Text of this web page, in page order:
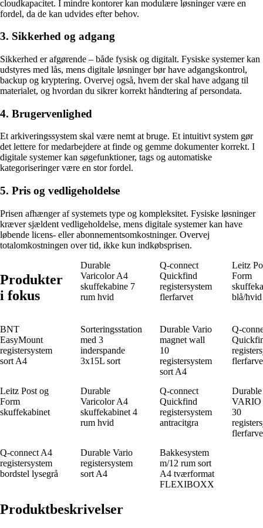
cloudkapacitet. I mindre kontorer kan modulære løsninger være en
fordel, da de kan udvides efter behov.
3. Sikkerhed og adgang
Sikkerhed er afgørende – både fysisk og digitalt. Fysiske systemer kan
udstyres med lås, mens digitale løsninger bør have adgangskontrol,
backup og kryptering. Overvej også, hvem der skal have adgang til
materialet, og hvordan du sikrer korrekt håndtering af persondata.
4. Brugervenlighed
Et arkiveringssystem skal være nemt at bruge. Et intuitivt system gør
det lettere for medarbejdere at finde og gemme dokumenter korrekt. I
digitale systemer kan søgefunktioner, tags og automatiske
kategoriseringer være en stor fordel.
5. Pris og vedligeholdelse
Prisen afhænger af systemets type og kompleksitet. Fysiske løsninger
kræver sjældent vedligeholdelse, mens digitale systemer kan have
løbende licens- eller abonnementsomkostninger. Overvej
totalomkostningen over tid, ikke kun indkøbsprisen.
Produkter
i fokus
Durable
Varicolor A4
skuffekabine 7
rum hvid
Q-connect
Quickfind
registersystem
flerfarvet
Leitz
Form
blå/hvid
BNT
EasyMount
registersystem
sort A4
Sorteringsstation
med 3
inderspande
3x15L sort
Durable Vario
magnet wall
10
registersystem
sort A4
Q-
Leitz Post og
Form
skuffekabinet
Durable
Varicolor A4
skuffekabinet 4
rum hvid
Q-connect
Quickfind
registersystem
antracitgra
Durable
VARIO
30
Q-connect A4
registersystem
bordstel lysegrå
Durable Vario
registersystem
sort A4
Bakkesystem
m/12 rum sort
A4 tværformat
FLEXIBOXX
Produktbeskrivelser